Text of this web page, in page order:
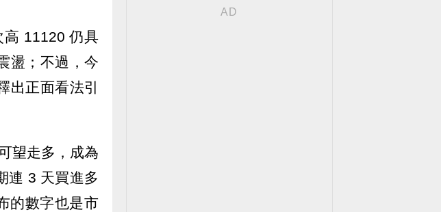
11120 仍具
盪；不過，今
出正面看法引
望走多，成為
連 3 天買進多
的數字也是市